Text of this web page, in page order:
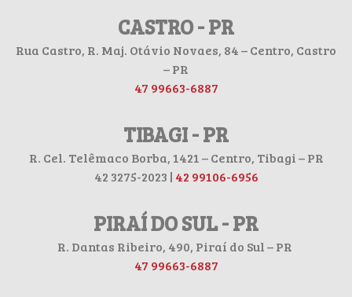
CASTRO - PR
Rua Castro, R. Maj. Otávio Novaes, 84 – Centro, Castro
– PR
47 99663-6887
TIBAGI - PR
R. Cel. Telêmaco Borba, 1421 – Centro, Tibagi – PR
42 3275-2023 | 42 99106-6956
PIRAÍ DO SUL - PR
R. Dantas Ribeiro, 490, Piraí do Sul – PR
47 99663-6887